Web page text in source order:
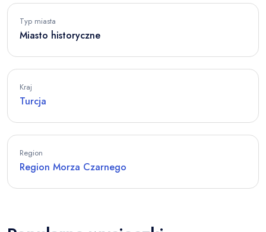
Typ miasta
Miasto historyczne
Kraj
Turcja
Region
Region Morza Czarnego